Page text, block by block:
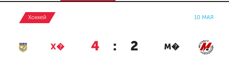
Хоккей 10 МАЯ
Х� 4 : 2 М�